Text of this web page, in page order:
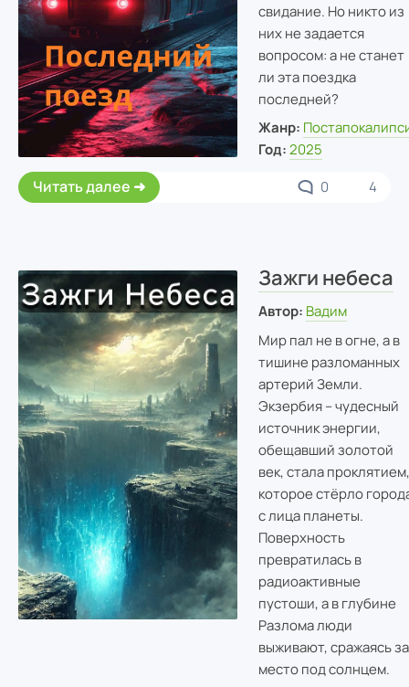
свидание. Но никто из
них не задается
вопросом: а не станет
ли эта поездка
последней?
Жанр:
Год: 2025
Читать далее 0 4
Зажги небеса
Автор: Вадим
Мир пал не в огне, а в
тишине разломанных
артерий Земли.
Экзербия – чудесный
источник энергии,
обещавший золотой
век, стала проклятием,
которое стёрло
с лица планеты.
Поверхность
превратилась в
радиоактивные
пустоши, а в глубине
Разлома люди
выживают, сражаясь за
место под солнцем.